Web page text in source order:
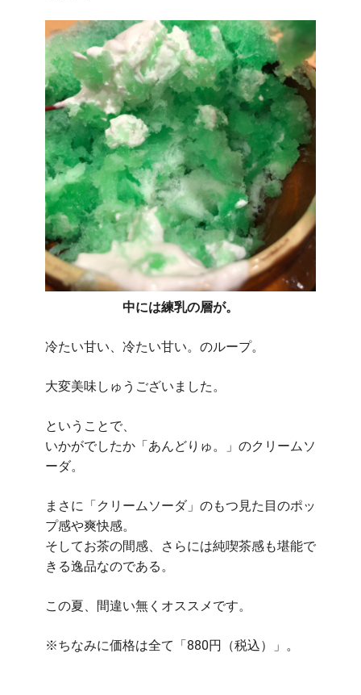
中には練乳の層が。
冷たい甘い、冷たい甘い。のループ。
大変美味しゅうございました。
ということで、
いかがでしたか「あんどりゅ。」のクリームソ
ーダ。
まさに「クリームソーダ」のもつ見た目のポッ
プ感や爽快感。
そしてお茶の間感、さらには純喫茶感も堪能で
きる逸品なのである。
この夏、間違い無くオススメです。
※ちなみに価格は全て「880円（税込）」。